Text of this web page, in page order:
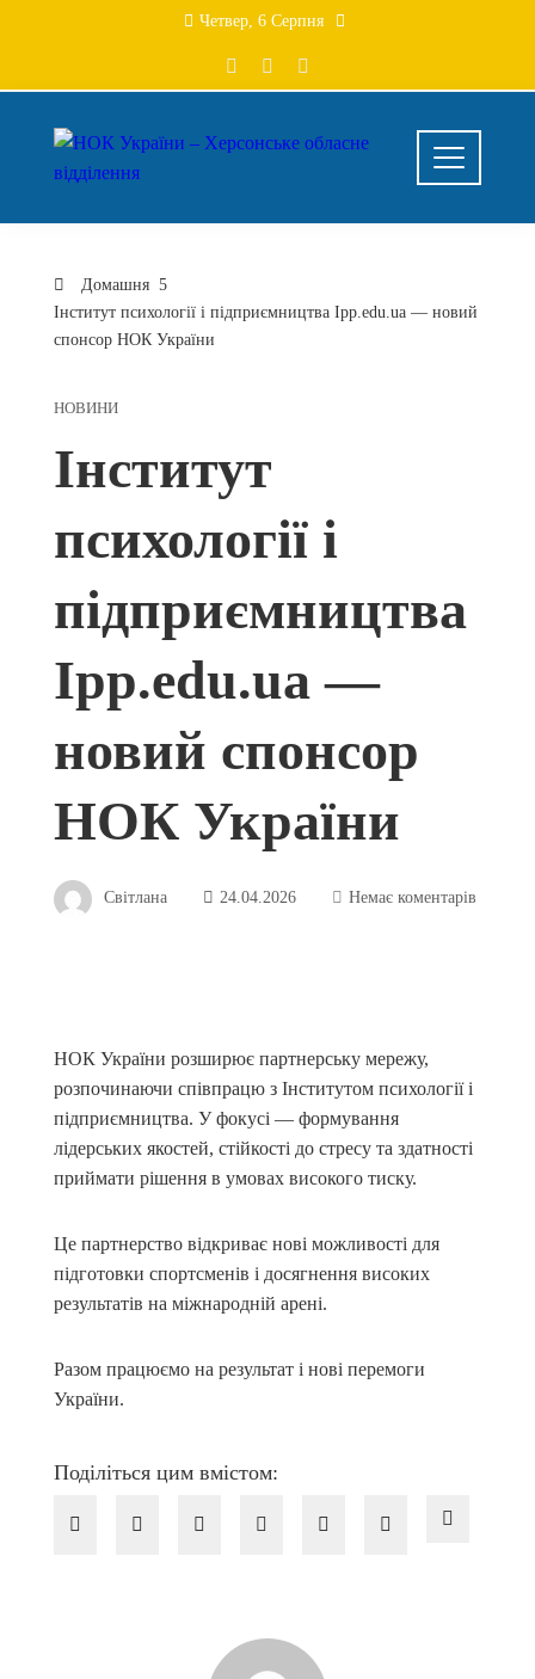
Четвер, 6 Серпня
Домашня
Інститут психології і підприємництва Ipp.edu.ua — новий
спонсор НОК України
НОВИНИ
Інститут
психології і
підприємництва
Ipp.edu.ua —
новий спонсор
НОК України
Світлана 24.04.2026 Немає коментарів
НОК України розширює партнерську мережу,
розпочинаючи співпрацю з Інститутом психології і
підприємництва. У фокусі — формування
лідерських якостей, стійкості до стресу та здатності
приймати рішення в умовах високого тиску.
Це партнерство відкриває нові можливості для
підготовки спортсменів і досягнення високих
результатів на міжнародній арені.
Разом працюємо на результат і нові перемоги
України.
Поділіться цим вмістом: